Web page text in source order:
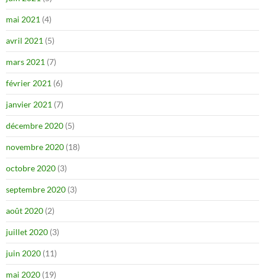
mai 2021 (4)
avril 2021 (5)
mars 2021 (7)
février 2021 (6)
janvier 2021 (7)
décembre 2020 (5)
novembre 2020 (18)
octobre 2020 (3)
septembre 2020 (3)
août 2020 (2)
juillet 2020 (3)
juin 2020 (11)
mai 2020 (19)